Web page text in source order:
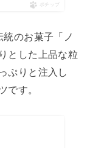
ポチップ
統のお菓子「ノ
とした上品な粒
ぷりと注入し
です。